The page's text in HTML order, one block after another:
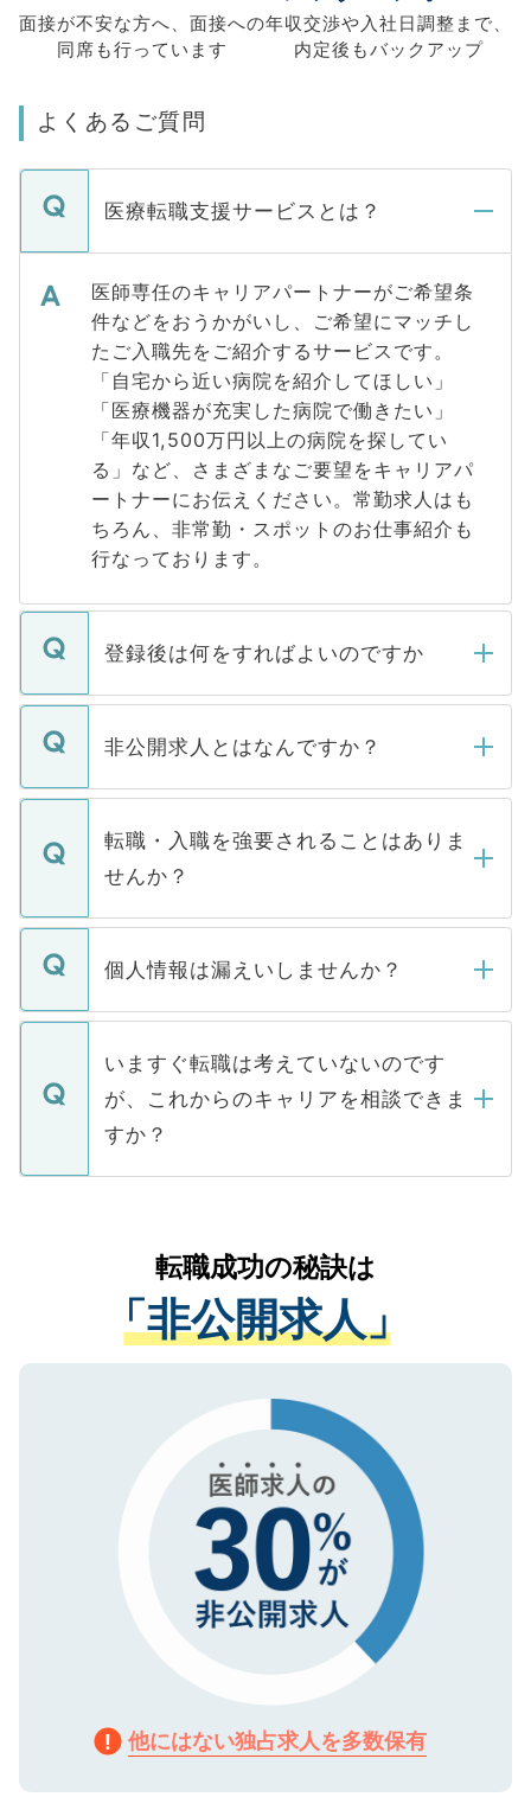
面接が不安な方へ、 面接への
同席も行っています
年収交渉や入社日調整まで、
内定後もバックアップ
よくあるご質問
医療転職支援サービスとは？
医師専任のキャリアパートナーがご希望条
件などをおうかがいし、ご希望にマッチし
たご入職先をご紹介するサービスです。
「自宅から近い病院を紹介してほしい」
「医療機器が充実した病院で働きたい」
「年収1,500万円以上の病院を探してい
る」など、さまざまなご要望をキャリアパ
ートナーにお伝えください。常勤求人はも
ちろん、非常勤・スポットのお仕事紹介も
行なっております。
登録後は何をすればよいのですか
ご登録いただきましたら、弊社担当者がご
登録内容を確認し、その後メールもしくは
ます。通常、5営業日以内にはご連絡をせて
いただきますので、しばらくお待ちくださ
非公開求人とはなんですか？
マイナビDOCTORで取り扱っている求人の
うち約3割は、Webサイトからご覧いただ
けない「非公開求人」です。非公開求人は
下記の理由によって、一般には公開してい
ません。
■応募殺到を避けるため 人気のある医療機
関を公にしてしまうと、応募が殺到する場
に、医療機関が求める条件に合った人材の
みを人材紹介会社に依頼するケースが増え
ています。
転職・入職を強要されることはありま
せんか？
転職・入職を強要することは一切ありませ
ん。また、仮に応募先から内定をいただい
定を承諾する必要はありません。内定先へ
の辞退の連絡はキャリアパートナーが行い
個人情報は漏えいしませんか？
個人情報が漏えいすることはありませんの
で、ご安心ください。当サイトからの登録
などで収集したご登録者様の個人情報は、
ご本人のキャリアアップおよび転職活動の
支援を目的に使用いたします。お預かりし
ているすべての個人データはご本人の許可
は、個人情報の取り扱いについての厳密な
管理基準を満たした事業者のみに付与され
る、プライバシーマークを取得済みです。
で、機密保持に関してもご安心ください。
いますぐ転職は考えていないのです
が、これからのキャリアを相談できま
すか？
かがいして、現在の医療機関の状況や紹介
経験をまじえながら、適切なアドバイスを
させていただきます。すぐにご転職をされ
ない方には、長期的なサポートが可能です
ので、まずはご登録ください。
転職成功の秘訣は
「非公開求人」
他にはない独占求人を多数保有